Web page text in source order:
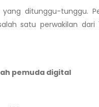
ditunggu-tunggu.
satu perwakilan
pemuda digital